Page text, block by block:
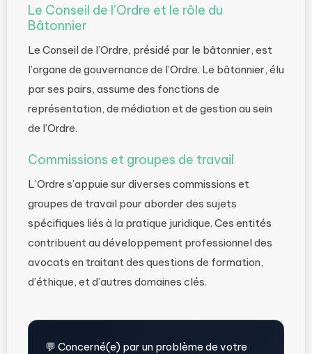
Le Conseil de l’Ordre et le rôle du
Bâtonnier
Le Conseil de l’Ordre, présidé par le bâtonnier, est
l’organe de gouvernance de l’Ordre. Le bâtonnier, élu
par ses pairs, assume des fonctions de
représentation, de médiation et de gestion au sein
de l’Ordre.
Commissions et groupes de travail
L’Ordre s’appuie sur diverses commissions et
groupes de travail pour aborder des sujets
spécifiques liés à la pratique juridique. Ces entités
contribuent au développement professionnel des
avocats en traitant des questions de formation,
d’éthique, et d’autres domaines clés.
💬 Concerné(e) par un problème de votre